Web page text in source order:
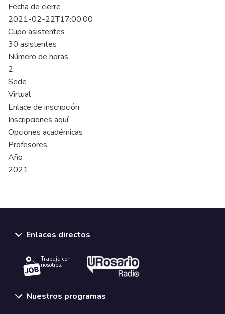
Fecha de cierre
2021-02-22T17:00:00
Cupo asistentes
30 asistentes
Número de horas
2
Sede
Virtual
Enlace de inscripción
Inscripciones aquí
Opciones académicas
Profesores
Año
2021
Enlaces directos
Trabaja con
nosotros.
Nuestros programas